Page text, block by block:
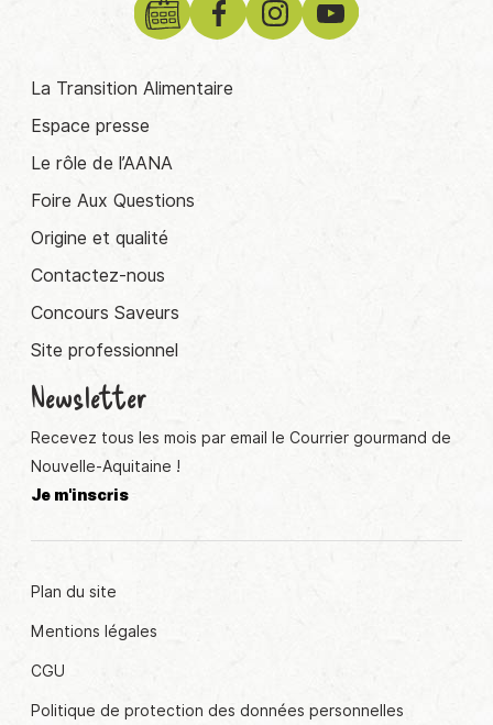
La Transition Alimentaire
Espace presse
Le rôle de l’AANA
Foire Aux Questions
Origine et qualité
Contactez-nous
Concours Saveurs
Site professionnel
Newsletter
Recevez tous les mois par email le Courrier gourmand de
Nouvelle-Aquitaine !
Je m'inscris
Plan du site
Mentions légales
CGU
Politique de protection des données personnelles